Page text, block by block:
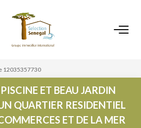
ACCUEIL
NOS BIENS
UN BIEN
12035357730
ET BEAU JARDIN
QUARTIER RESIDENTIEL
ET DE LA MER